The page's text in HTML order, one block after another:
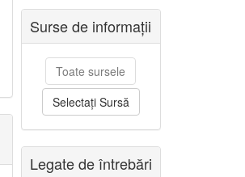
Surse de informații
Toate sursele
Selectați Sursă
Legate de întrebări